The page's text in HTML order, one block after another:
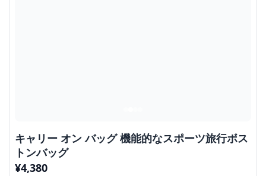
キャリー オン バッグ 機能的なスポーツ旅行ボス
トンバッグ
¥4,380